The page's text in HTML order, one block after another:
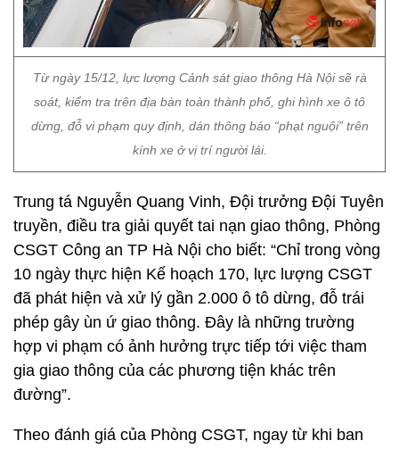
Từ ngày 15/12, lực lượng Cảnh sát giao thông Hà Nội sẽ rà
soát, kiểm tra trên địa bàn toàn thành phố, ghi hình xe ô tô
dừng, đỗ vi phạm quy định, dán thông báo “phạt nguội” trên
kính xe ở vị trí người lái.
Trung tá Nguyễn Quang Vinh, Đội trưởng Đội Tuyên
truyền, điều tra giải quyết tai nạn giao thông, Phòng
CSGT Công an TP Hà Nội cho biết: “Chỉ trong vòng
10 ngày thực hiện Kế hoạch 170, lực lượng CSGT
đã phát hiện và xử lý gần 2.000 ô tô dừng, đỗ trái
phép gây ùn ứ giao thông. Đây là những trường
hợp vi phạm có ảnh hưởng trực tiếp tới việc tham
gia giao thông của các phương tiện khác trên
đường”.
Theo đánh giá của Phòng CSGT, ngay từ khi ban